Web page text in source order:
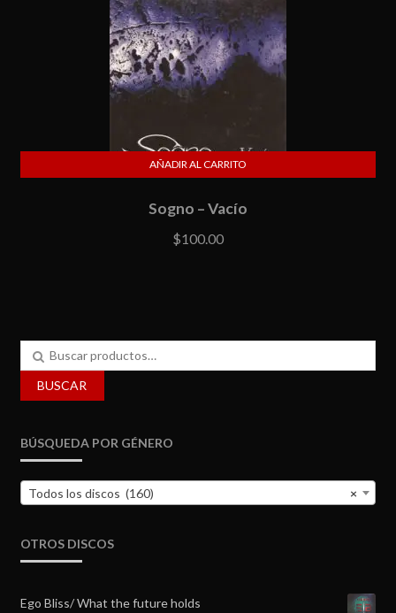
Sogno – Vacío
$100.00
AÑADIR AL CARRITO
Buscar
por:
BUSCAR
BÚSQUEDA POR GÉNERO
×
Todos los discos (160)
OTROS DISCOS
Ego Bliss/ What the future holds